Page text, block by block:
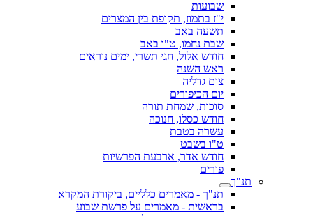
שבועות
י"ז בתמוז, תקופת בין המצרים
תשעה באב
שבת נחמו, ט"ו באב
חודש אלול, חגי תשרי, ימים נוראים
ראש השנה
צום גדליה
יום הכיפורים
סוכות, שמחת תורה
חודש כסלו, חנוכה
עשרה בטבת
ט"ו בשבט
חודש אדר, ארבעת הפרשיות
פורים
תנ"ך
תנ"ך - מאמרים כלליים, ביקורת המקרא
בראשית - מאמרים על פרשת שבוע